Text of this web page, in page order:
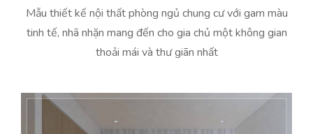
Mẫu thiết kế nội thất phòng ngủ chung cư với gam màu
tinh tế, nhã nhặn mang đến cho gia chủ một không gian
thoải mái và thư giãn nhất